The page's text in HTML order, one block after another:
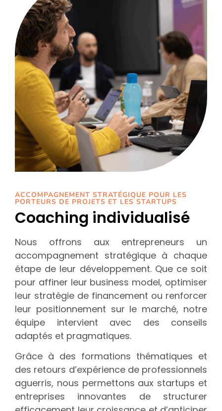
ACCOMPAGNEMENT STRATÉGIQUE POUR LES
PORTEURS DE PROJETS ET LES STARTUPS
Coaching individualisé
Nous offrons aux entrepreneurs un
accompagnement stratégique à chaque
étape de leur développement. Que ce soit
pour affiner leur business model, optimiser
leur stratégie de financement ou renforcer
leur positionnement sur le marché, notre
équipe intervient avec des conseils
adaptés et pragmatiques.
Grâce à des formations thématiques et
des retours d’expérience de professionnels
aguerris, nous permettons aux startups et
entreprises innovantes de structurer